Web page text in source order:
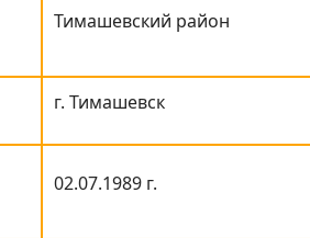
Тимашевский район
г. Тимашевск
02.07.1989 г.